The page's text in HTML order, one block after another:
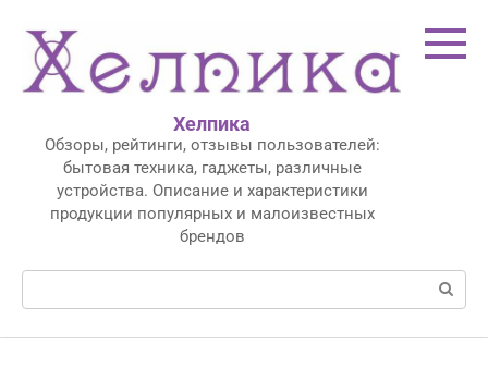
контенту
Хелпика
Обзоры, рейтинги, отзывы пользователей:
бытовая техника, гаджеты, различные
устройства. Описание и характеристики
продукции популярных и малоизвестных
брендов
Поиск: